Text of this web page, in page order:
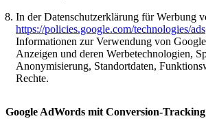
In der Datenschutzerklärung für Werbung
https://policies.google.com/technologies/ads
Informationen zur Verwendung von
Anzeigen und deren Werbetechnologien,
Anonymisierung, Standortdaten,
Rechte.
Google AdWords mit Conversion-Tracking